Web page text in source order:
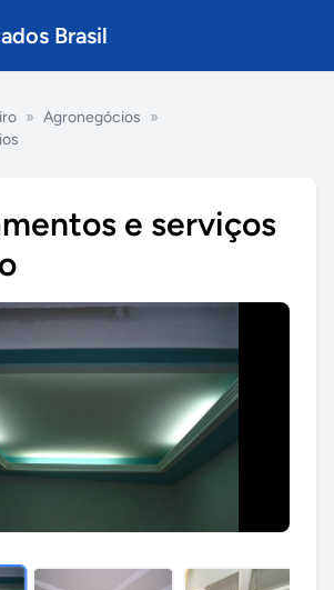
Brasil
» Agronegócios »
e serviços